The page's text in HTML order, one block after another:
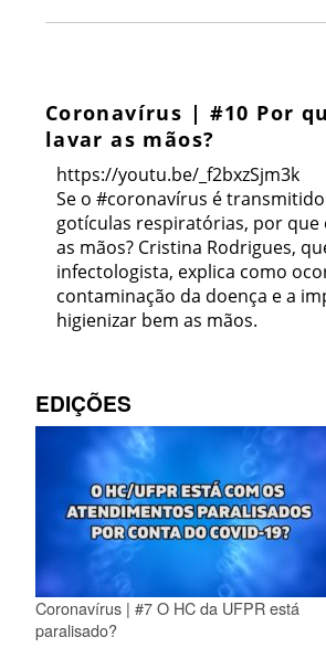
Coronavírus | #10 Por
lavar as mãos?
https://youtu.be/_f2bxzSjm3k
Se o #coronavírus é
gotículas respiratórias, por que
as mãos? Cristina Rodrigues,
infectologista, explica como
contaminação da doença e a
higienizar bem as mãos.
EDIÇÕES
Coronavírus | #7 O HC da UFPR está
paralisado?